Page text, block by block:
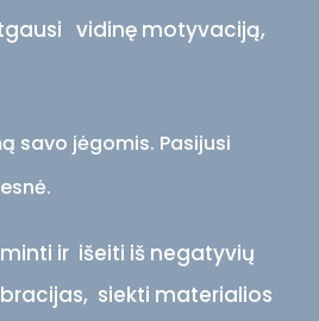
vidinę motyvaciją,
savo jėgomis. Pasijusi
ir išeiti iš negatyvių
siekti materialios